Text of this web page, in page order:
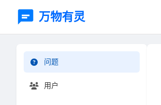
万物有灵
问题
用户